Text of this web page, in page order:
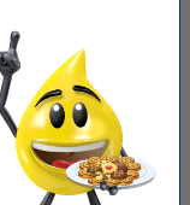
Pilas Alcalinas Xtreme
- LR06 - MN1500 - 24
unidades
€ Incl. 21% IVA